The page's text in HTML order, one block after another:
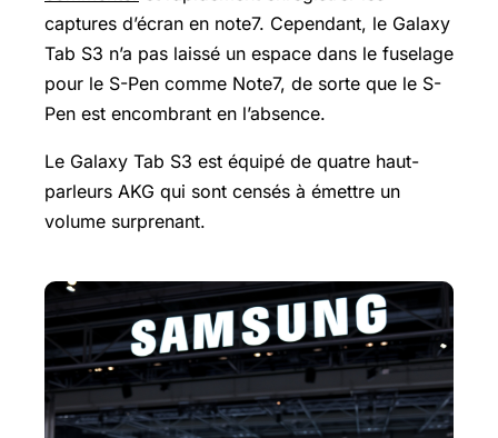
captures d’écran en note7. Cependant, le Galaxy
Tab S3 n’a pas laissé un espace dans le fuselage
pour le S-Pen comme Note7, de sorte que le S-
Pen est encombrant en l’absence.
Le Galaxy Tab S3 est équipé de quatre haut-
parleurs AKG qui sont censés à émettre un
volume surprenant.